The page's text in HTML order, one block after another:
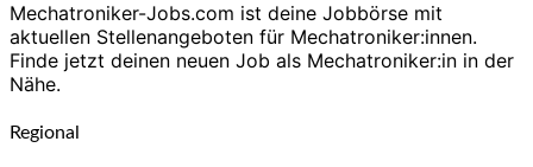
Mechatroniker-Jobs.com ist deine Jobbörse mit
aktuellen Stellenangeboten für Mechatroniker:innen.
Finde jetzt deinen neuen Job als Mechatroniker:in in der
Nähe.
Regional